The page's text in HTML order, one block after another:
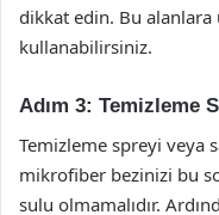
dikkat edin. Bu alanlara
kullanabilirsiniz.
Adım 3: Temizleme
Temizleme spreyi veya
mikrofiber bezinizi bu
sulu olmamalıdır.